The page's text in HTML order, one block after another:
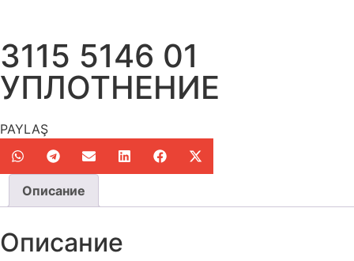
3115 5146 01
УПЛОТНЕНИЕ
PAYLAŞ
Описание
Описание